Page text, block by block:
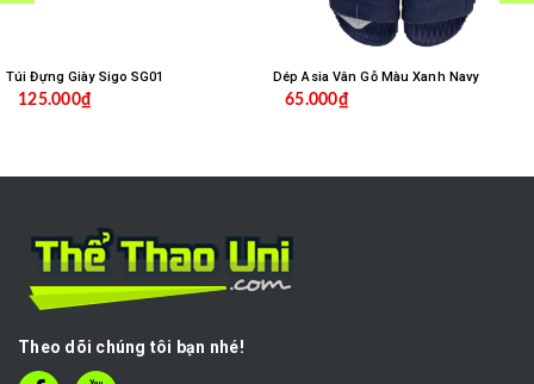
Túi Đựng Giày Sigo SG01
125.000₫
Dép Asia Vân Gỗ Màu Xanh Navy
65.000₫
Theo dõi chúng tôi bạn nhé!